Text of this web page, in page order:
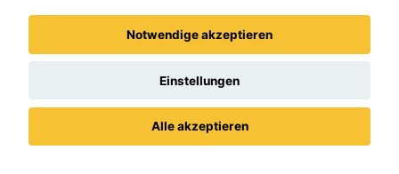
Notwendige akzeptieren
Einstellungen
Alle akzeptieren